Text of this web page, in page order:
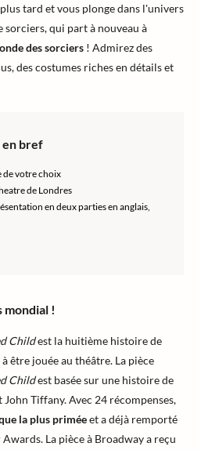
tard et vous plonge dans l'univers
sorciers, qui part à nouveau à
des sorciers ! Admirez des
des costumes riches en détails et
en bref
de votre choix
de Londres
en deux parties en anglais,
mondial !
Childest la huitième histoire de
être jouée au théâtre. La pièce
Childest basée sur une histoire de
John Tiffany. Avec 24 récompenses,
la plus priméeet a déjà remporté
La pièce à Broadway a reçu